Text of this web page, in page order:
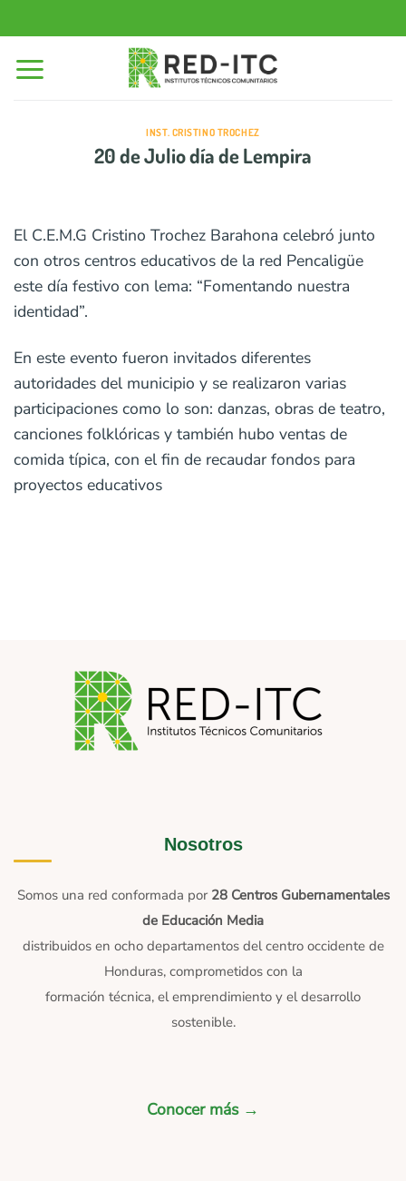
al
contenido
INST. CRISTINO TROCHEZ
20 de Julio día de Lempira
El C.E.M.G Cristino Trochez Barahona celebró junto
con otros centros educativos de la red Pencaligüe
este día festivo con lema: “Fomentando nuestra
identidad”.
En este evento fueron invitados diferentes
autoridades del municipio y se realizaron varias
participaciones como lo son: danzas, obras de teatro,
canciones folklóricas y también hubo ventas de
comida típica, con el fin de recaudar fondos para
proyectos educativos
Nosotros
Somos una red conformada por 28 Centros Gubernamentales
de Educación Media
distribuidos en ocho departamentos del centro occidente de
Honduras, comprometidos con la
formación técnica, el emprendimiento y el desarrollo
sostenible.
Conocer más →